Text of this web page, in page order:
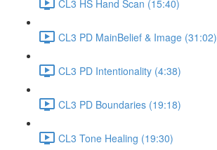
CL3 HS Hand Scan (15:40)
CL3 PD MainBelief & Image (31:02)
CL3 PD Intentionality (4:38)
CL3 PD Boundaries (19:18)
CL3 Tone Healing (19:30)